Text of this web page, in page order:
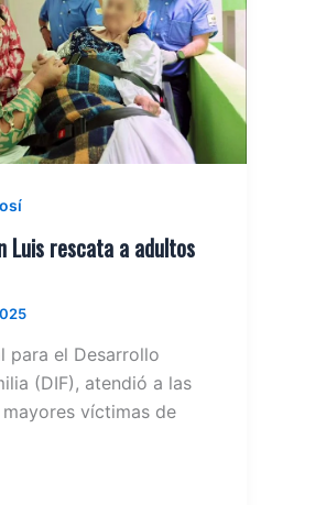
Luis rescata a adultos
para el Desarrollo
(DIF), atendió a las
víctimas de